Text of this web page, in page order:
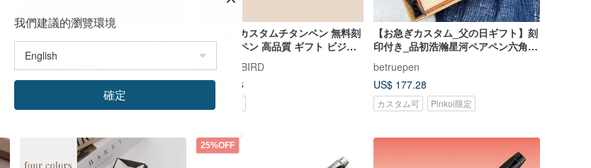
PARKER パーカー ベクターXL スペ
シャルエディション 桜シリーズ 万年
筆/ローラーボールペン デュアルユー
ス ペンケースギフトセット
文聚 let'stationery
US$ 100.23
即日発送 カスタムチタンペン 無料刻
印 サインペン 高品質 ギフト ビジネ
スペン
GOLDEN BIRD
US$ 53.46
【お急ぎカスタム_父の日ギフト】刻
印付き_品初浩瀚星河ペアペン六角万
betruepen
US$ 177.28
カスタム可 Pinkoi限定
25%OFF
我們建議的瀏覽環境
確定